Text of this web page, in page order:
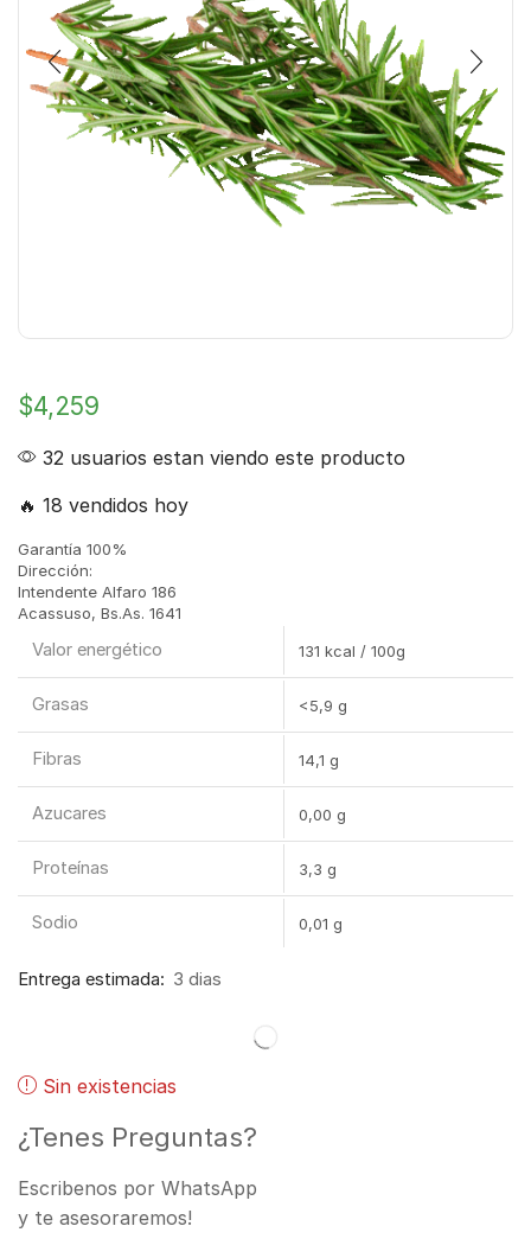
$4,259
32 usuarios estan viendo este producto
🔥 18 vendidos hoy
Garantía 100%
Dirección:
Intendente Alfaro 186
Acassuso, Bs.As. 1641
Valor energético 131 kcal / 100g
Grasas <5,9 g
Fibras 14,1 g
Azucares 0,00 g
Proteínas 3,3 g
Sodio 0,01 g
Entrega estimada: 3 dias
Sin existencias
¿Tenes Preguntas?
Escribenos por WhatsApp
y te asesoraremos!